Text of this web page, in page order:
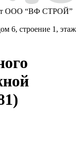
ООО “ВФ СТРОЙ”
6, строение 1, этаж